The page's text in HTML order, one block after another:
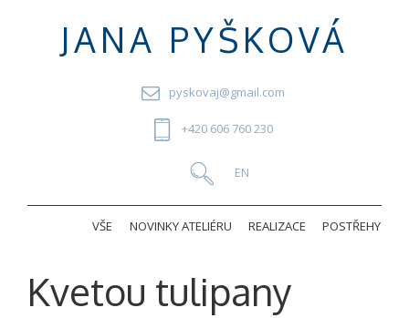
JANA PYŠKOVÁ
pyskovaj@gmail.com
+420 606 760 230
VŠE NOVINKY ATELIÉRU REALIZACE POSTŘEHY
Kvetou tulipany